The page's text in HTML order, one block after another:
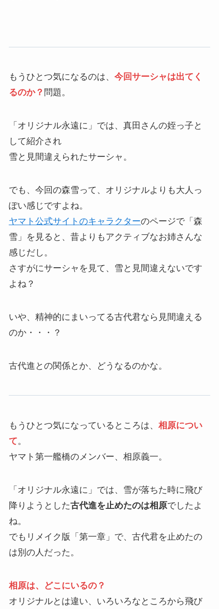
もうひとつ気になるのは、 今回サーシャは出てく
るのか？ 問題。
「オリジナル永遠に」では、真田さんの姪っ子と
して紹介され
雪と見間違えられたサーシャ。
でも、今回の森雪って、オリジナルよりも大人っ
ぽい感じですよね。
ヤマト公式サイトのキャラクターのページで「森
雪」を見ると、昔よりもアクティブなお姉さんな
感じだし。
さすがにサーシャを見て、雪と見間違えないです
よね？
いや、精神的にまいってる古代君なら見間違える
のか・・・？
古代進との関係とか、どうなるのかな。
もうひとつ気になっているところは、 相原につい
て。
ヤマト第一艦橋のメンバー、相原義一。
「オリジナル永遠に」では、雪が落ちた時に飛び
降りようとした古代進を止めたのは相原でしたよ
ね。
でもリメイク版「第一章」で、古代君を止めたの
は別の人だった。
相原は、どこにいるの？
オリジナルとは違い、いろいろなところから飛び